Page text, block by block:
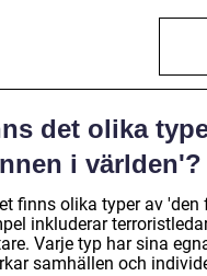
det olika
i världen'?
finns olika typer av
inkluderar
Varje typ har sina
samhällen och